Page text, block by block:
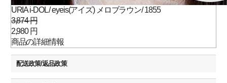
URIA i-DOL / eyeis(アイズ) メロブラウン/ 1855
3,874 円
2,980 円
商品の詳細情報
配送政策/返品政策